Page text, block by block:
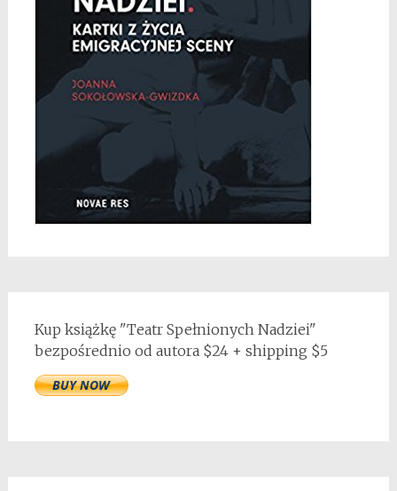
Kup książkę "Teatr Spełnionych Nadziei"
bezpośrednio od autora $24 + shipping $5